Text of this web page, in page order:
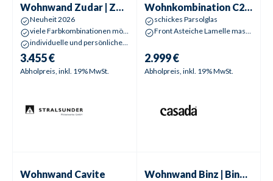
Wohnwand Zudar | Zander
Neuheit 2026
viele Farbkombinationen möglich
individuelle und persönliche 3D-Planung
3.455 €
Abholpreis, inkl. 19% MwSt.
Wohnkombination C2-125 | Olvera
schickes Parsolglas
Front Asteiche Lamelle massiv geölt
2.999 €
Abholpreis, inkl. 19% MwSt.
Wohnwand Cavite Wohnwand Binz | Bingen